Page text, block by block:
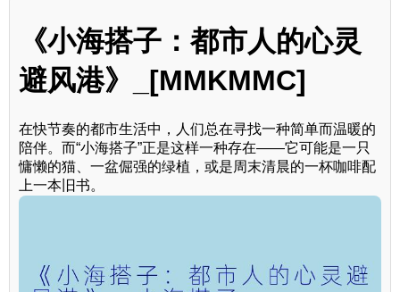
《小海搭子：都市人的心灵
避风港》_[MMKMMC]
在快节奏的都市生活中，人们总在寻找一种简单而温暖的
陪伴。而“小海搭子”正是这样一种存在——它可能是一只
慵懒的猫、一盆倔强的绿植，或是周末清晨的一杯咖啡配
上一本旧书。